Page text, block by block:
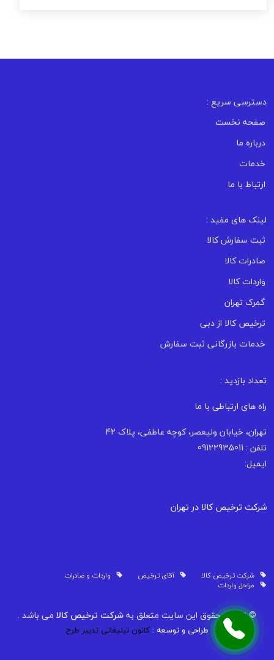
دسترسی سریع :
صفحه نخست
درباره ما
خدمات
ارتباط با ما
لینک های مفید :
ثبت سفارش کالا
صادرات کالا
واردات کالا
گمرک تهران
ترخیص کالا از دبی
خدمات بازرگانی ثبت سفارش
تعداد بازدید :
راه های ارتباطی با ما
تهران، خیابان ولیعصر، کوچه عاطفی، پلاک 42
تلفن : 09122935011
ایمیل:
شرکت ترخیص کالا در تهران
شرکت ترخیص کالا آقای ترخیص
واردات و صادرات
مراحل واردات
© تمامی حقوق این سایت متعلق بهشرکت ترخیص کالا می باشد .
طراحی و توسعه :کانون تبلیغاتی تدبیر طرح